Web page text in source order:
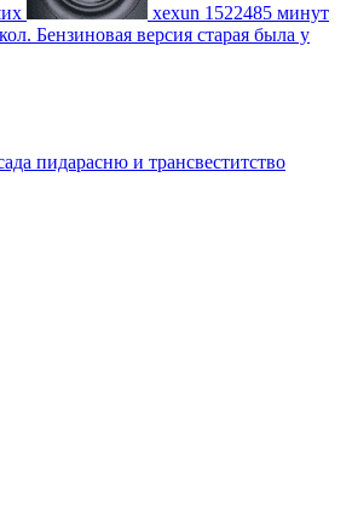
xexun 1522485 минут
Бензиновая версия старая была у
пидарасню и трансвеститство